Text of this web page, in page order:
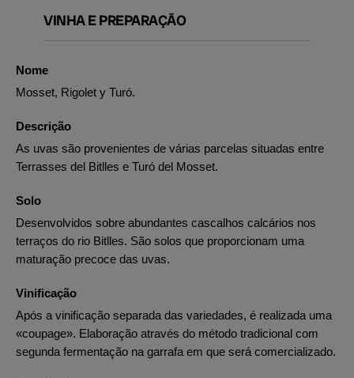
VINHA E PREPARAÇÃO
Nome
Mosset, Rigolet y Turó.
Descrição
As uvas são provenientes de várias parcelas situadas entre
Terrasses del Bitlles e Turó del Mosset.
Solo
Desenvolvidos sobre abundantes cascalhos calcários nos
terraços do rio Bitlles. São solos que proporcionam uma
maturação precoce das uvas.
Vinificação
Após a vinificação separada das variedades, é realizada uma
«coupage». Elaboração através do método tradicional com
segunda fermentação na garrafa em que será comercializado.